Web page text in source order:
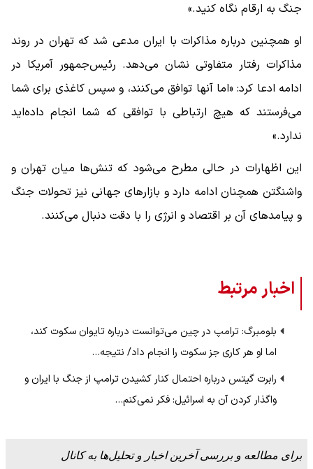
جنگ به ارقام نگاه کنید.»
او همچنین درباره مذاکرات با ایران مدعی شد که تهران در روند
مذاکرات رفتار متفاوتی نشان می‌دهد. رئیس‌جمهور آمریکا در
ادامه ادعا کرد: «اما آنها توافق می‌کنند، و سپس کاغذی برای شما
می‌فرستند که هیچ ارتباطی با توافقی که شما انجام داده‌اید
ندارد.»
این اظهارات در حالی مطرح می‌شود که تنش‌ها میان تهران و
واشنگتن همچنان ادامه دارد و بازارهای جهانی نیز تحولات جنگ
و پیامدهای آن بر اقتصاد و انرژی را با دقت دنبال می‌کنند.
اخبار مرتبط
بلومبرگ: ترامپ در چین می‌توانست درباره تایوان سکوت کند،
اما او هر کاری جز سکوت را انجام داد/ نتیجه…
رابرت گیتس درباره احتمال کنار کشیدن ترامپ از جنگ با ایران و
واگذار کردن آن به اسرائیل: فکر نمی‌کنم…
برای مطالعه و بررسی آخرین اخبار و تحلیل‌ها به کانال